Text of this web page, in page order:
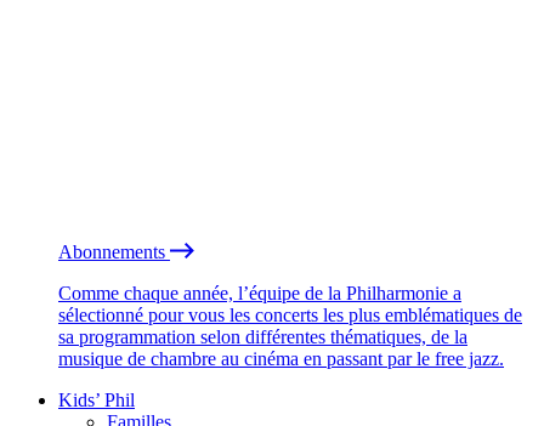
Abonnements
Comme chaque année, l’équipe de la Philharmonie a
sélectionné pour vous les concerts les plus emblématiques de
sa programmation selon différentes thématiques, de la
musique de chambre au cinéma en passant par le free jazz.
Kids’ Phil
Familles